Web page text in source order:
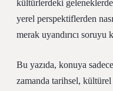
kültürlerdeki
yerel perspektiflerden
merak uyandırıcı soruyu
Bu yazıda, konuya
zamanda tarihsel,